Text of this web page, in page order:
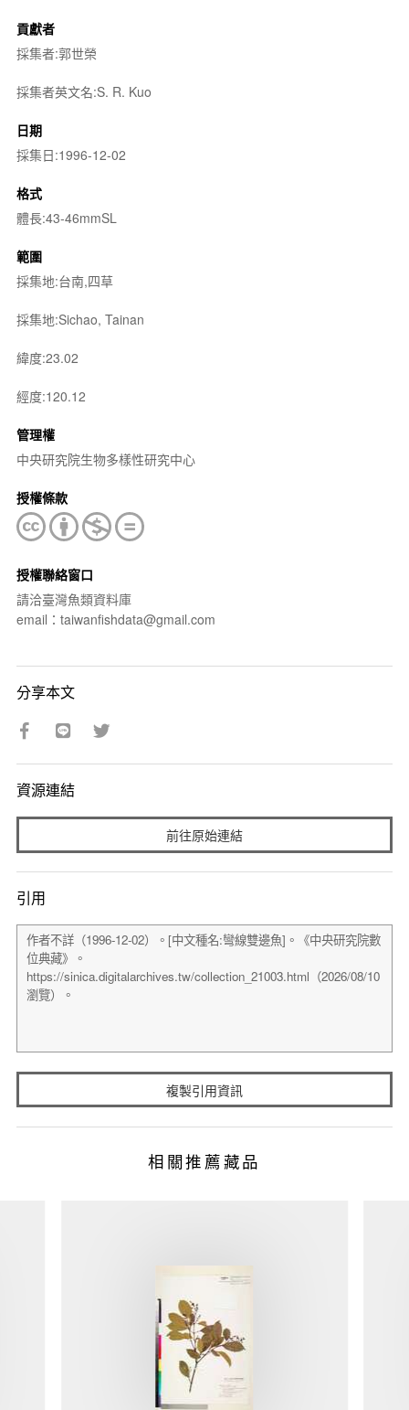
貢獻者
採集者:郭世榮
採集者英文名:S. R. Kuo
日期
採集日:1996-12-02
格式
體長:43-46mmSL
範圍
採集地:台南,四草
採集地:Sichao, Tainan
緯度:23.02
經度:120.12
管理權
中央研究院生物多樣性研究中心
授權條款
授權聯絡窗口
請洽臺灣魚類資料庫
email：taiwanfishdata@gmail.com
分享本文
資源連結
前往原始連結
引用
複製引用資訊
相關推薦藏品